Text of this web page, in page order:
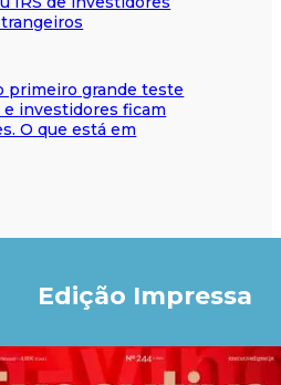
primeiro grande teste
investidores ficam
O que está em
Edição Impressa